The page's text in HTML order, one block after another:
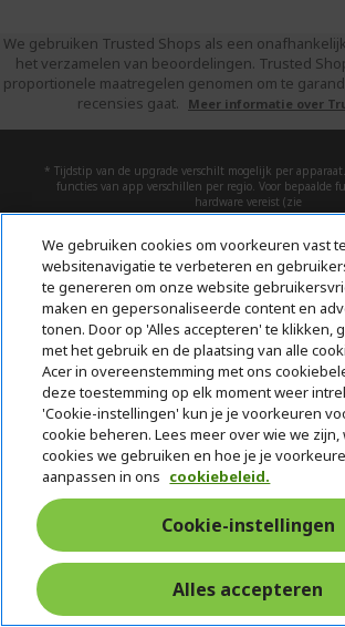
We gebruiken Trusted Shops als een
het verzamelen van beoordelingen. Trusted
proportionele maatregelen genomen om te
recensies gaat.
Meer informatie over
* Tijdstip van de upgrade verschilt mogelijk per
functies van app verschillen per regio. Voor bepaalde
hardware vereist (zie
https://www.microsoft.com/nl-be/windows/windows-
ACERh
i
d
d
e
n
SERVICE h
i
d
d
e
n
ACCOUNTh
i
d
d
e
ACER STOREh
i
d
e
n
Volg ons op social
We gebruiken cookies om voorkeuren vast
websitenavigatie te verbeteren en
te genereren om onze website
maken en gepersonaliseerde content en
tonen. Door op 'Alles accepteren' te klikken,
met het gebruik en de plaatsing van alle
Acer in overeenstemming met ons
deze toestemming op elk moment weer
'Cookie-instellingen' kun je je voorkeuren
cookie beheren. Lees meer over wie we zijn,
cookies we gebruiken en hoe je je
aanpassen in ons cookiebeleid.
Cookie-instellingen
Alles accepteren